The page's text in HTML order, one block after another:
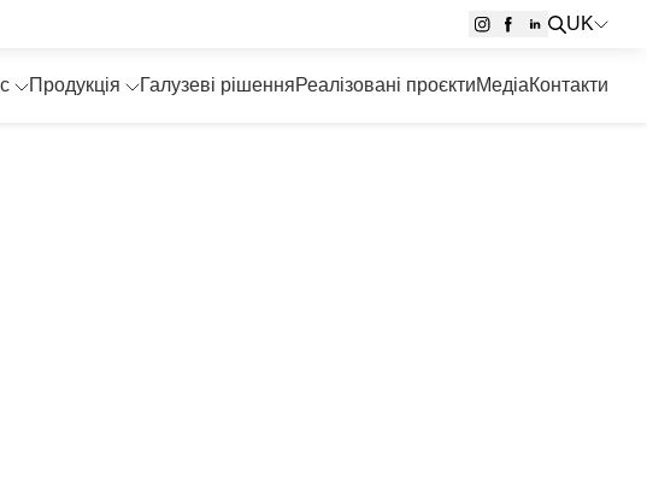
UK
Продукція Галузеві рішенняРеалізовані проєктиМедіаКонтакти